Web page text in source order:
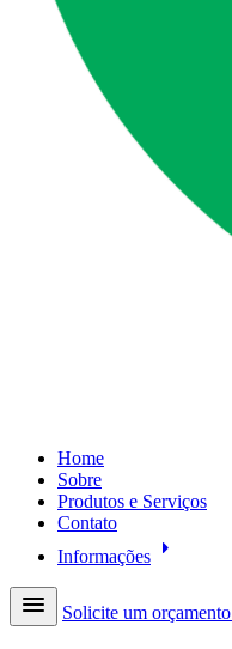
Home
Sobre
Produtos e Serviços
Contato
Informações arrow_right
menu
Solicite um orçamento